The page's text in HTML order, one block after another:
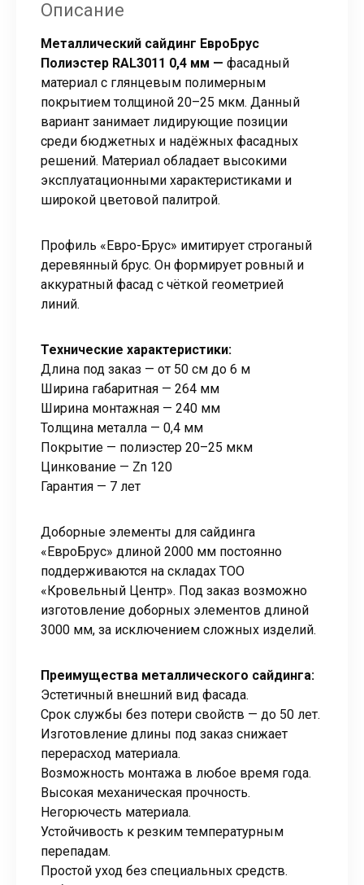
Описание
Металлический сайдинг ЕвроБрус
Полиэстер RAL3011 0,4 мм — фасадный
материал с глянцевым полимерным
покрытием толщиной 20–25 мкм. Данный
вариант занимает лидирующие позиции
среди бюджетных и надёжных фасадных
решений. Материал обладает высокими
эксплуатационными характеристиками и
широкой цветовой палитрой.
Профиль «Евро-Брус» имитирует строганый
деревянный брус. Он формирует ровный и
аккуратный фасад с чёткой геометрией
линий.
Технические характеристики:
Длина под заказ — от 50 см до 6 м
Ширина габаритная — 264 мм
Ширина монтажная — 240 мм
Толщина металла — 0,4 мм
Покрытие — полиэстер 20–25 мкм
Цинкование — Zn 120
Гарантия — 7 лет
Доборные элементы для сайдинга
«ЕвроБрус» длиной 2000 мм постоянно
поддерживаются на складах ТОО
«Кровельный Центр». Под заказ возможно
изготовление доборных элементов длиной
3000 мм, за исключением сложных изделий.
Преимущества металлического сайдинга:
Эстетичный внешний вид фасада.
Срок службы без потери свойств — до 50 лет.
Изготовление длины под заказ снижает
перерасход материала.
Возможность монтажа в любое время года.
Высокая механическая прочность.
Негорючесть материала.
Устойчивость к резким температурным
перепадам.
Простой уход без специальных средств.